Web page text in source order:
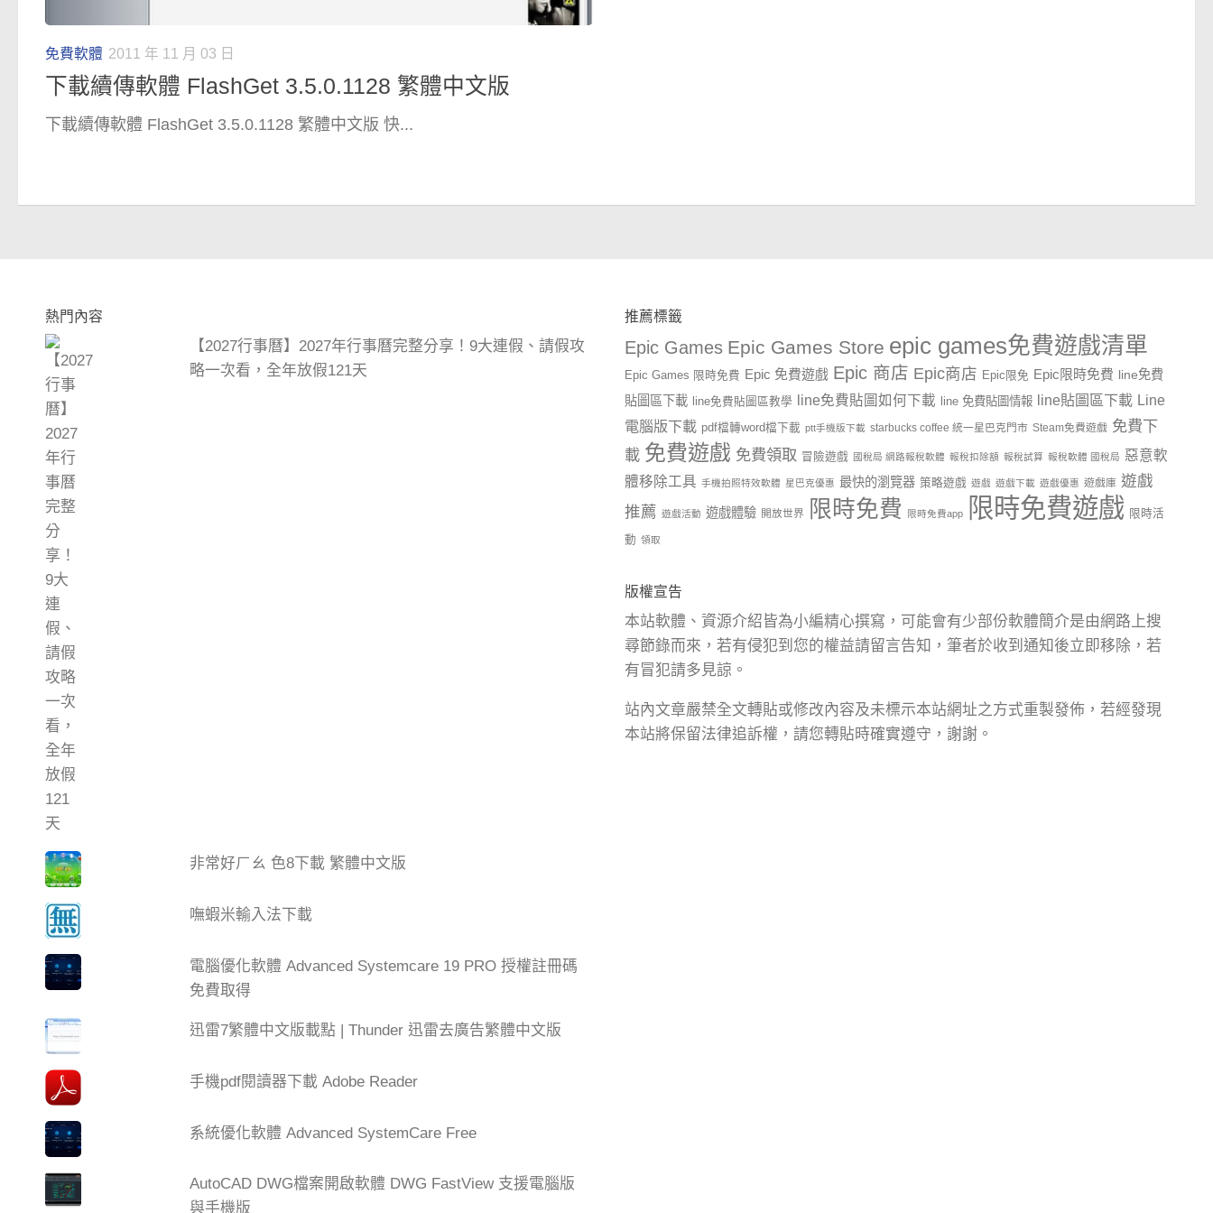
免費軟體 2011 年 11 月 03 日
下載續傳軟體 FlashGet 3.5.0.1128 繁體中文版
下載續傳軟體 FlashGet 3.5.0.1128 繁體中文版 快...
熱門內容
【2027行事曆】2027年行事曆完整分享！9大連假、請假攻
略一次看，全年放假121天
非常好ㄏㄠ 色8下載 繁體中文版
嘸蝦米輸入法下載
電腦優化軟體 Advanced Systemcare 19 PRO 授權註冊碼
免費取得
迅雷7繁體中文版載點 | Thunder 迅雷去廣告繁體中文版
手機pdf閱讀器下載 Adobe Reader
系統優化軟體 Advanced SystemCare Free
AutoCAD DWG檔案開啟軟體 DWG FastView 支援電腦版
與手機版
推薦標籤
Epic Games Epic Games Store epic games免費遊戲清單
Epic Games 限時免費 Epic 免費遊戲 Epic 商店 Epic商店 Epic限免 Epic限時免費 line免費
貼圖區下載
line免費貼圖區教學 line免費貼圖如何下載 line 免費貼圖情報 line貼圖區下載 Line
電腦版下載 pdf檔轉word檔下載 ptt手機版下載 starbucks coffee 統一星巴克門市 Steam免費遊戲 免費下
載 免費遊戲 免費領取 冒險遊戲 國稅局 網路報稅軟體 報稅扣除額 報稅試算 報稅軟體 國稅局 惡意軟
體移除工具 手機拍照特效軟體 星巴克優惠 最快的瀏覽器 策略遊戲 遊戲 遊戲下載 遊戲優惠 遊戲庫 遊戲
推薦 遊戲活動 遊戲體驗 開放世界 限時免費 限時免費app 限時免費遊戲 限時活
動 領取
版權宣告
本站軟體、資源介紹皆為小編精心撰寫，可能會有少部份軟體簡介是由網路上搜
尋節錄而來，若有侵犯到您的權益請留言告知，筆者於收到通知後立即移除，若
有冒犯請多見諒。
站內文章嚴禁全文轉貼或修改內容及未標示本站網址之方式重製發佈，若經發現
本站將保留法律追訴權，請您轉貼時確實遵守，謝謝。